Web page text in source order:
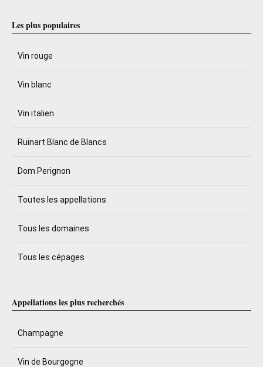
Les plus populaires
Vin rouge
Vin blanc
Vin italien
Ruinart Blanc de Blancs
Dom Perignon
Toutes les appellations
Tous les domaines
Tous les cépages
Appellations les plus recherchés
Champagne
Vin de Bourgogne